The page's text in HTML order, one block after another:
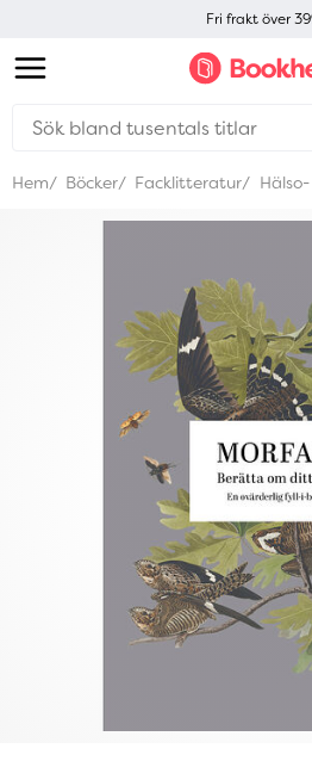
Fri frakt över
Hem Böcker Facklitteratur